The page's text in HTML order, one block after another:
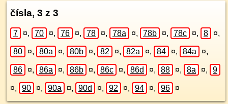
čísla, 3 z 3
7 ¤, 70 ¤, 76 ¤, 78 ¤, 78a ¤, 78b ¤, 78c ¤, 8 ¤,
80 ¤, 80a ¤, 80b ¤, 82 ¤, 82a ¤, 84 ¤, 84a ¤,
86 ¤, 86a ¤, 86b ¤, 86c ¤, 86d ¤, 88 ¤, 8a ¤, 9
¤, 90 ¤, 90a ¤, 90d ¤, 92 ¤, 94 ¤, 96 ¤